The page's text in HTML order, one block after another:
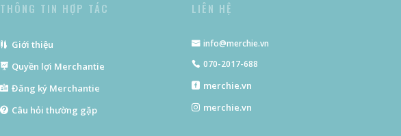
THÔNG TIN HỢP TÁC
Giới thiệu
Quyền lợi Merchantie
Đăng ký Merchantie
Câu hỏi thường gặp
LIÊN HỆ
info@merchie.vn
070-2017-688
merchie.vn
merchie.vn